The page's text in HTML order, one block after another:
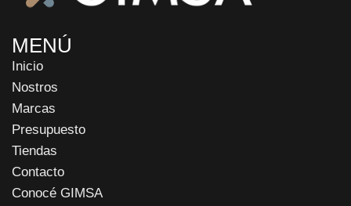
MENÚ
Inicio
Nostros
Marcas
Presupuesto
Tiendas
Contacto
Conocé GIMSA